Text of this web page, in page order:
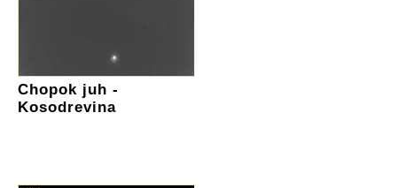
Chopok juh -
Kosodrevina